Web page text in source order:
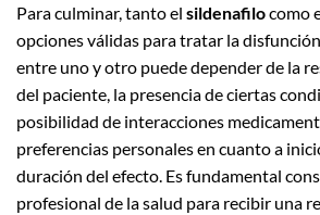
Para culminar, tanto el sildenafilocomo
opciones válidas para tratar la
entre uno y otro puede depender de la
del paciente, la presencia de ciertas
posibilidad de interacciones
preferencias personales en cuanto a
duración del efecto. Es fundamental
profesional de la salud para recibir una